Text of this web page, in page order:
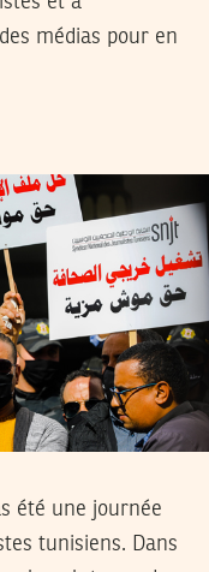
médias pour en
été une journée
tunisiens. Dans